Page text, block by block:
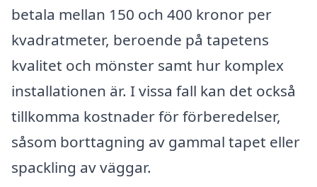
betala mellan 150 och 400 kronor per
kvadratmeter, beroende på tapetens
kvalitet och mönster samt hur komplex
installationen är. I vissa fall kan det också
tillkomma kostnader för förberedelser,
såsom borttagning av gammal tapet eller
spackling av väggar.